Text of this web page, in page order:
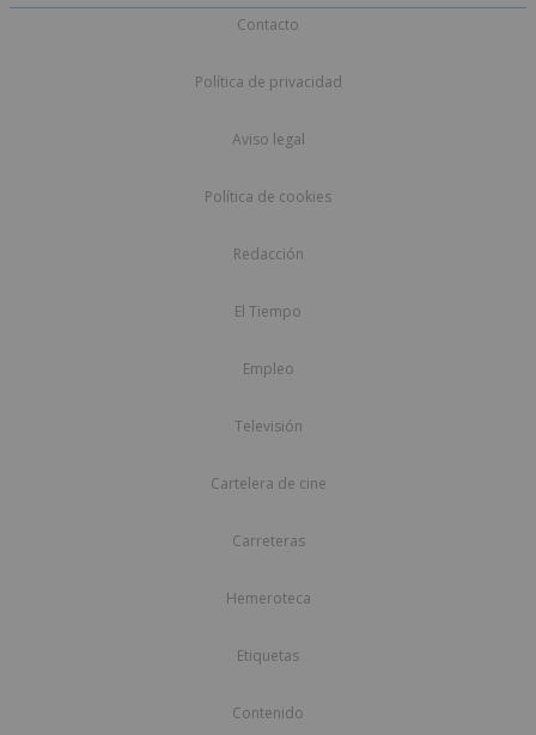
Contacto
Política de privacidad
Aviso legal
Política de cookies
Redacción
El Tiempo
Empleo
Televisión
Cartelera de cine
Carreteras
Hemeroteca
Etiquetas
Contenido